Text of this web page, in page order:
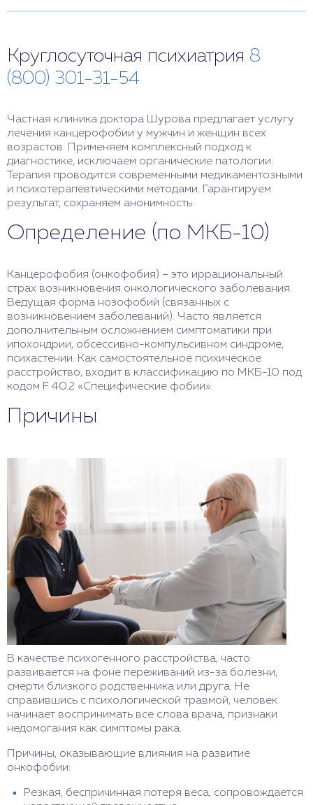
Круглосуточная психиатрия 8
(800) 301-31-54
Частная клиника доктора Шурова предлагает услугу
лечения канцерофобии у мужчин и женщин всех
возрастов. Применяем комплексный подход к
диагностике, исключаем органические патологии.
Терапия проводится современными медикаментозными
и психотерапевтическими методами. Гарантируем
результат, сохраняем анонимность.
Определение (по МКБ-10)
Канцерофобия (онкофобия) – это иррациональный
страх возникновения онкологического заболевания.
Ведущая форма нозофобий (связанных с
возникновением заболеваний). Часто является
дополнительным осложнением симптоматики при
ипохондрии, обсессивно-компульсивном синдроме,
психастении. Как самостоятельное психическое
расстройство, входит в классификацию по МКБ-10 под
кодом F 40.2 «Специфические фобии».
Причины
В качестве психогенного расстройства, часто
развивается на фоне переживаний из-за болезни,
смерти близкого родственника или друга. Не
справившись с психологической травмой, человек
начинает воспринимать все слова врача, признаки
недомогания как симптомы рака.
Причины, оказывающие влияния на развитие
онкофобии:
Резкая, беспричинная потеря веса, сопровождается